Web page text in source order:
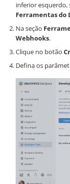
inferior esquerdo,
Ferramentas do
Na seção
Webhooks.
Clique no botão
Defina os